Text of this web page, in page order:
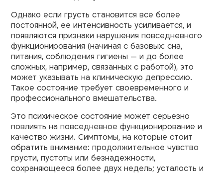
Однако если грусть становится все более
постоянной, ее интенсивность усиливается, и
появляются признаки нарушения повседневного
функционирования (начиная с базовых: сна,
питания, соблюдения гигиены — и до более
сложных, например, связанных с работой), это
может указывать на клиническую депрессию.
Такое состояние требует своевременного и
профессионального вмешательства.
Это психическое состояние может серьезно
повлиять на повседневное функционирование и
качество жизни. Симптомы, на которые стоит
обратить внимание: продолжительное чувство
грусти, пустоты или безнадежности,
сохраняющееся более двух недель; усталость и